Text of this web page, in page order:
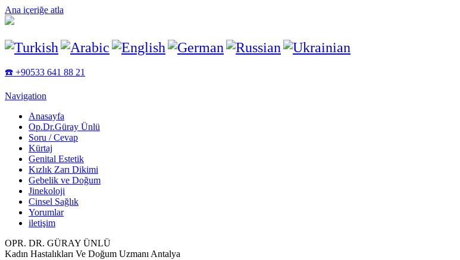
Ana içeriğe atla
☎️ +90533 641 88 21
Navigation
Anasayfa
Op.Dr.Güray Ünlü
Soru / Cevap
Kürtaj
Genital Estetik
Kızlık Zarı Dikimi
Gebelik ve Doğum
Jinekoloji
Cinsel Sağlık
Yorumlar
iletişim
OPR. DR. GÜRAY ÜNLÜ
Kadın Hastalıkları Ve Doğum Uzmanı Antalya